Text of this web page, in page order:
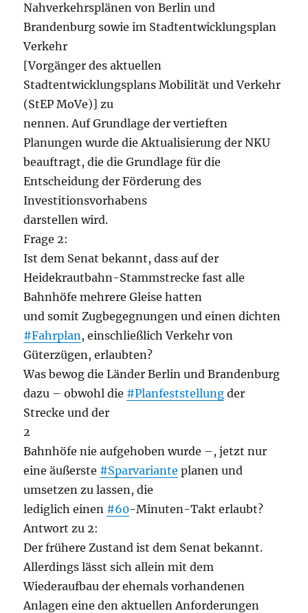
Nahverkehrsplänen von Berlin und
Brandenburg sowie im Stadtentwicklungsplan
Verkehr
[Vorgänger des aktuellen
Stadtentwicklungsplans Mobilität und Verkehr
(StEP MoVe)] zu
nennen. Auf Grundlage der vertieften
Planungen wurde die Aktualisierung der NKU
beauftragt, die die Grundlage für die
Entscheidung der Förderung des
Investitionsvorhabens
darstellen wird.
Frage 2:
Ist dem Senat bekannt, dass auf der
Heidekrautbahn-Stammstrecke fast alle
Bahnhöfe mehrere Gleise hatten
und somit Zugbegegnungen und einen dichten
#Fahrplan, einschließlich Verkehr von
Güterzügen, erlaubten?
Was bewog die Länder Berlin und Brandenburg
dazu – obwohl die #Planfeststellung der
Strecke und der
2
Bahnhöfe nie aufgehoben wurde –, jetzt nur
eine äußerste #Sparvariante planen und
umsetzen zu lassen, die
lediglich einen #60-Minuten-Takt erlaubt?
Antwort zu 2:
Der frühere Zustand ist dem Senat bekannt.
Allerdings lässt sich allein mit dem
Wiederaufbau der ehemals vorhandenen
Anlagen eine den aktuellen Anforderungen